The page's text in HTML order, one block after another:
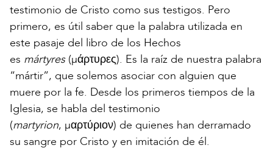
testimonio de Cristo como sus testigos. Pero
primero, es útil saber que la palabra utilizada en
este pasaje del libro de los Hechos
es mártyres (μάρτυρες). Es la raíz de nuestra palabra
“mártir”, que solemos asociar con alguien que
muere por la fe. Desde los primeros tiempos de la
Iglesia, se habla del testimonio
(martyrion, μαρτύριον) de quienes han derramado
su sangre por Cristo y en imitación de él.